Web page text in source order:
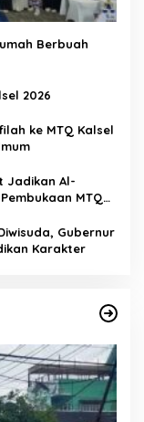
Berbuah
2026
ke MTQ Kalsel
Jadikan Al-
MTQ
Gubernur
Karakter